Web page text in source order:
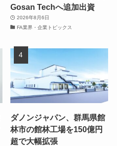
Gosan Techへ追加出資
2026年8月6日
FA業界・企業トピックス
ダノンジャパン、群馬県館
林市の館林工場を150億円
超で大幅拡張